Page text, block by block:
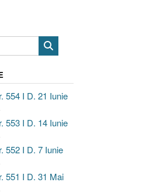
554 I D. 21 Iunie
553 I D. 14 Iunie
552 I D. 7 Iunie
551 I D. 31 Mai